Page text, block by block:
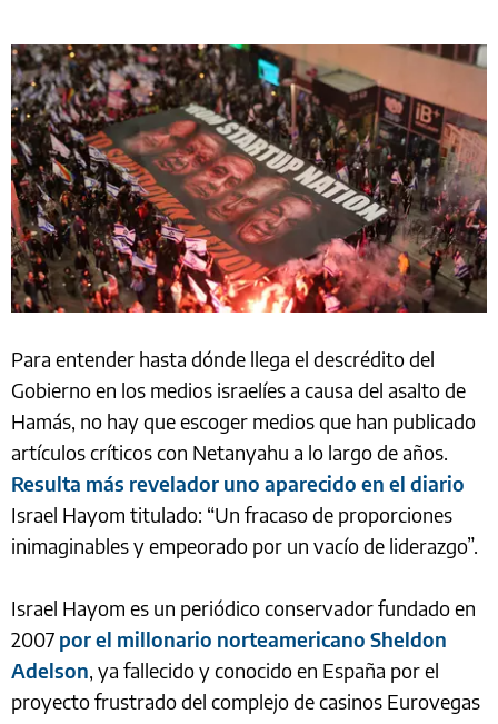
Para entender hasta dónde llega el descrédito del
Gobierno en los medios israelíes a causa del asalto de
Hamás, no hay que escoger medios que han publicado
artículos críticos con Netanyahu a lo largo de años.
Resulta más revelador uno aparecido en el diario
Israel Hayom titulado: “Un fracaso de proporciones
inimaginables y empeorado por un vacío de liderazgo”.
Israel Hayom es un periódico conservador fundado en
2007 por el millonario norteamericano Sheldon
Adelson, ya fallecido y conocido en España por el
proyecto frustrado del complejo de casinos Eurovegas